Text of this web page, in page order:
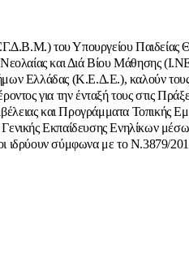
του Υπουργείου Παιδείας
και Διά Βίου Μάθησης
Ελλάδας (Κ.Ε.Δ.Ε.), καλούν
για την ένταξή τους στις
και Προγράμματα Τοπικής
Εκπαίδευσης Ενηλίκων
σύμφωνα με το Ν.3879/